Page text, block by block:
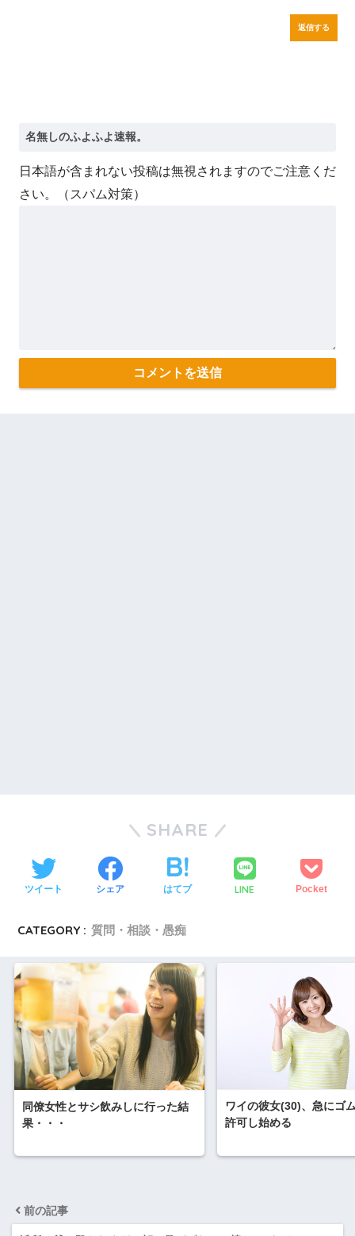
返信する
日本語が含まれない投稿は無視されますのでご注意くだ
さい。（スパム対策）
SHARE
ツイート シェア はてブ LINE Pocket
CATEGORY : 質問・相談・愚痴
同僚女性とサシ飲みしに行った結
果・・・
ワイの彼女(30)、急にゴ
許可し始める
前の記事